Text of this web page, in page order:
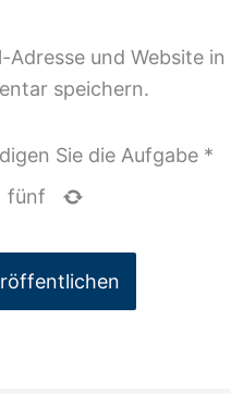
Adresse und Website
speichern.
Sie die Aufgabe *
fünf